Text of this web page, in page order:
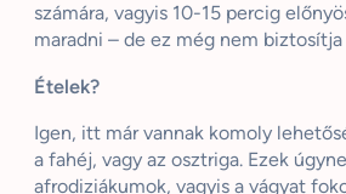
számára, vagyis 10-15 percig
maradni – de ez még nem
Ételek?
Igen, itt már vannak komoly
a fahéj, vagy az osztriga. Ezek
afrodiziákumok, vagyis a vágyat